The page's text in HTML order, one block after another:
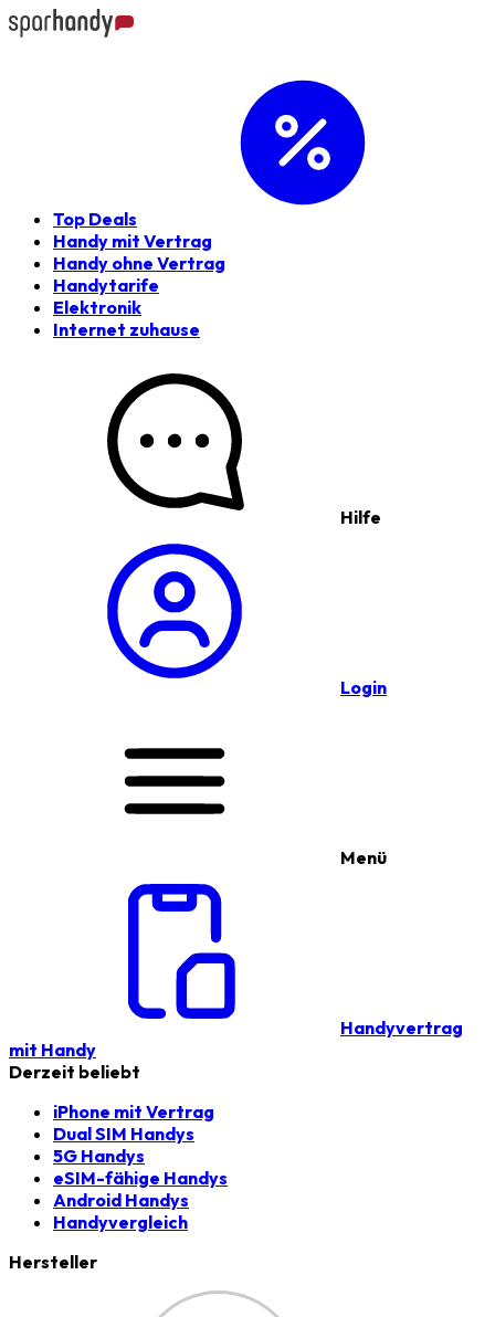
Top Deals
Handy mit Vertrag
Handy ohne Vertrag
Handytarife
Elektronik
Internet zuhause
Hilfe
Login
Menü
Handyvertrag
mit Handy
Derzeit beliebt
iPhone mit Vertrag
Dual SIM Handys
5G Handys
eSIM-fähige Handys
Android Handys
Handyvergleich
Hersteller